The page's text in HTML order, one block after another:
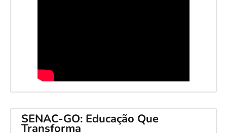
SENAC-GO: Educação Que
Transforma